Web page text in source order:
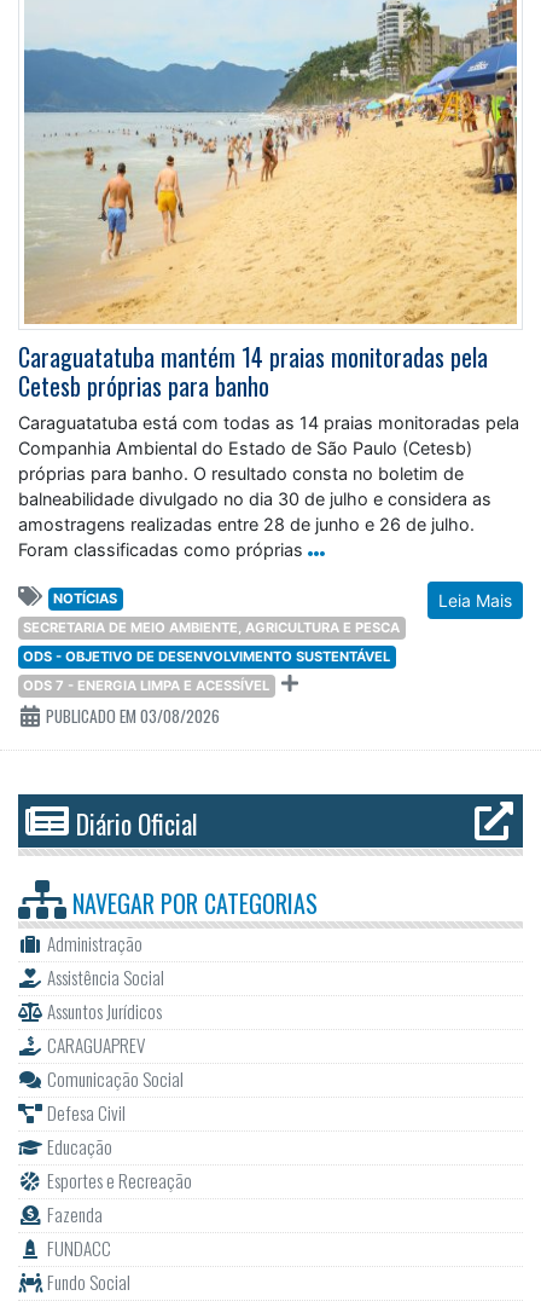
Caraguatatuba mantém 14 praias monitoradas pela
Cetesb próprias para banho
Caraguatatuba está com todas as 14 praias monitoradas pela
Companhia Ambiental do Estado de São Paulo (Cetesb)
próprias para banho. O resultado consta no boletim de
balneabilidade divulgado no dia 30 de julho e considera as
amostragens realizadas entre 28 de junho e 26 de julho.
Foram classificadas como próprias
Leia Mais
NOTÍCIAS
SECRETARIA DE MEIO AMBIENTE, AGRICULTURA E PESCA
ODS - OBJETIVO DE DESENVOLVIMENTO SUSTENTÁVEL
ODS 7 - ENERGIA LIMPA E ACESSÍVEL
PUBLICADO EM 03/08/2026
Diário Oficial
NAVEGAR POR CATEGORIAS
Administração
Assistência Social
Assuntos Jurídicos
CARAGUAPREV
Comunicação Social
Defesa Civil
Educação
Esportes e Recreação
Fazenda
FUNDACC
Fundo Social